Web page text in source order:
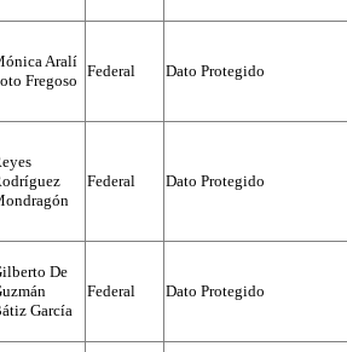
Aralí
Fregoso
Federal Dato Protegido
Federal Dato Protegido
De
García
Federal Dato Protegido